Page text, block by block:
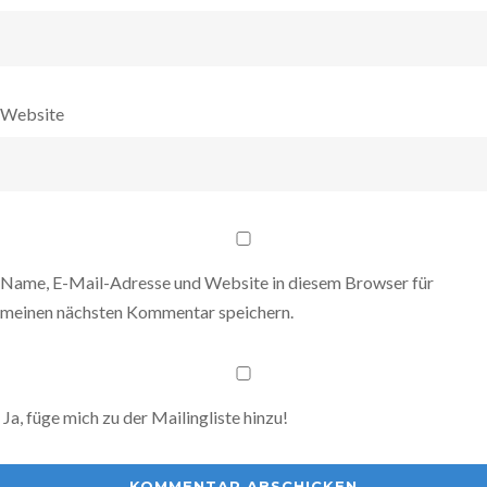
Website
Name, E-Mail-Adresse und Website in diesem Browser für
meinen nächsten Kommentar speichern.
Ja, füge mich zu der Mailingliste hinzu!